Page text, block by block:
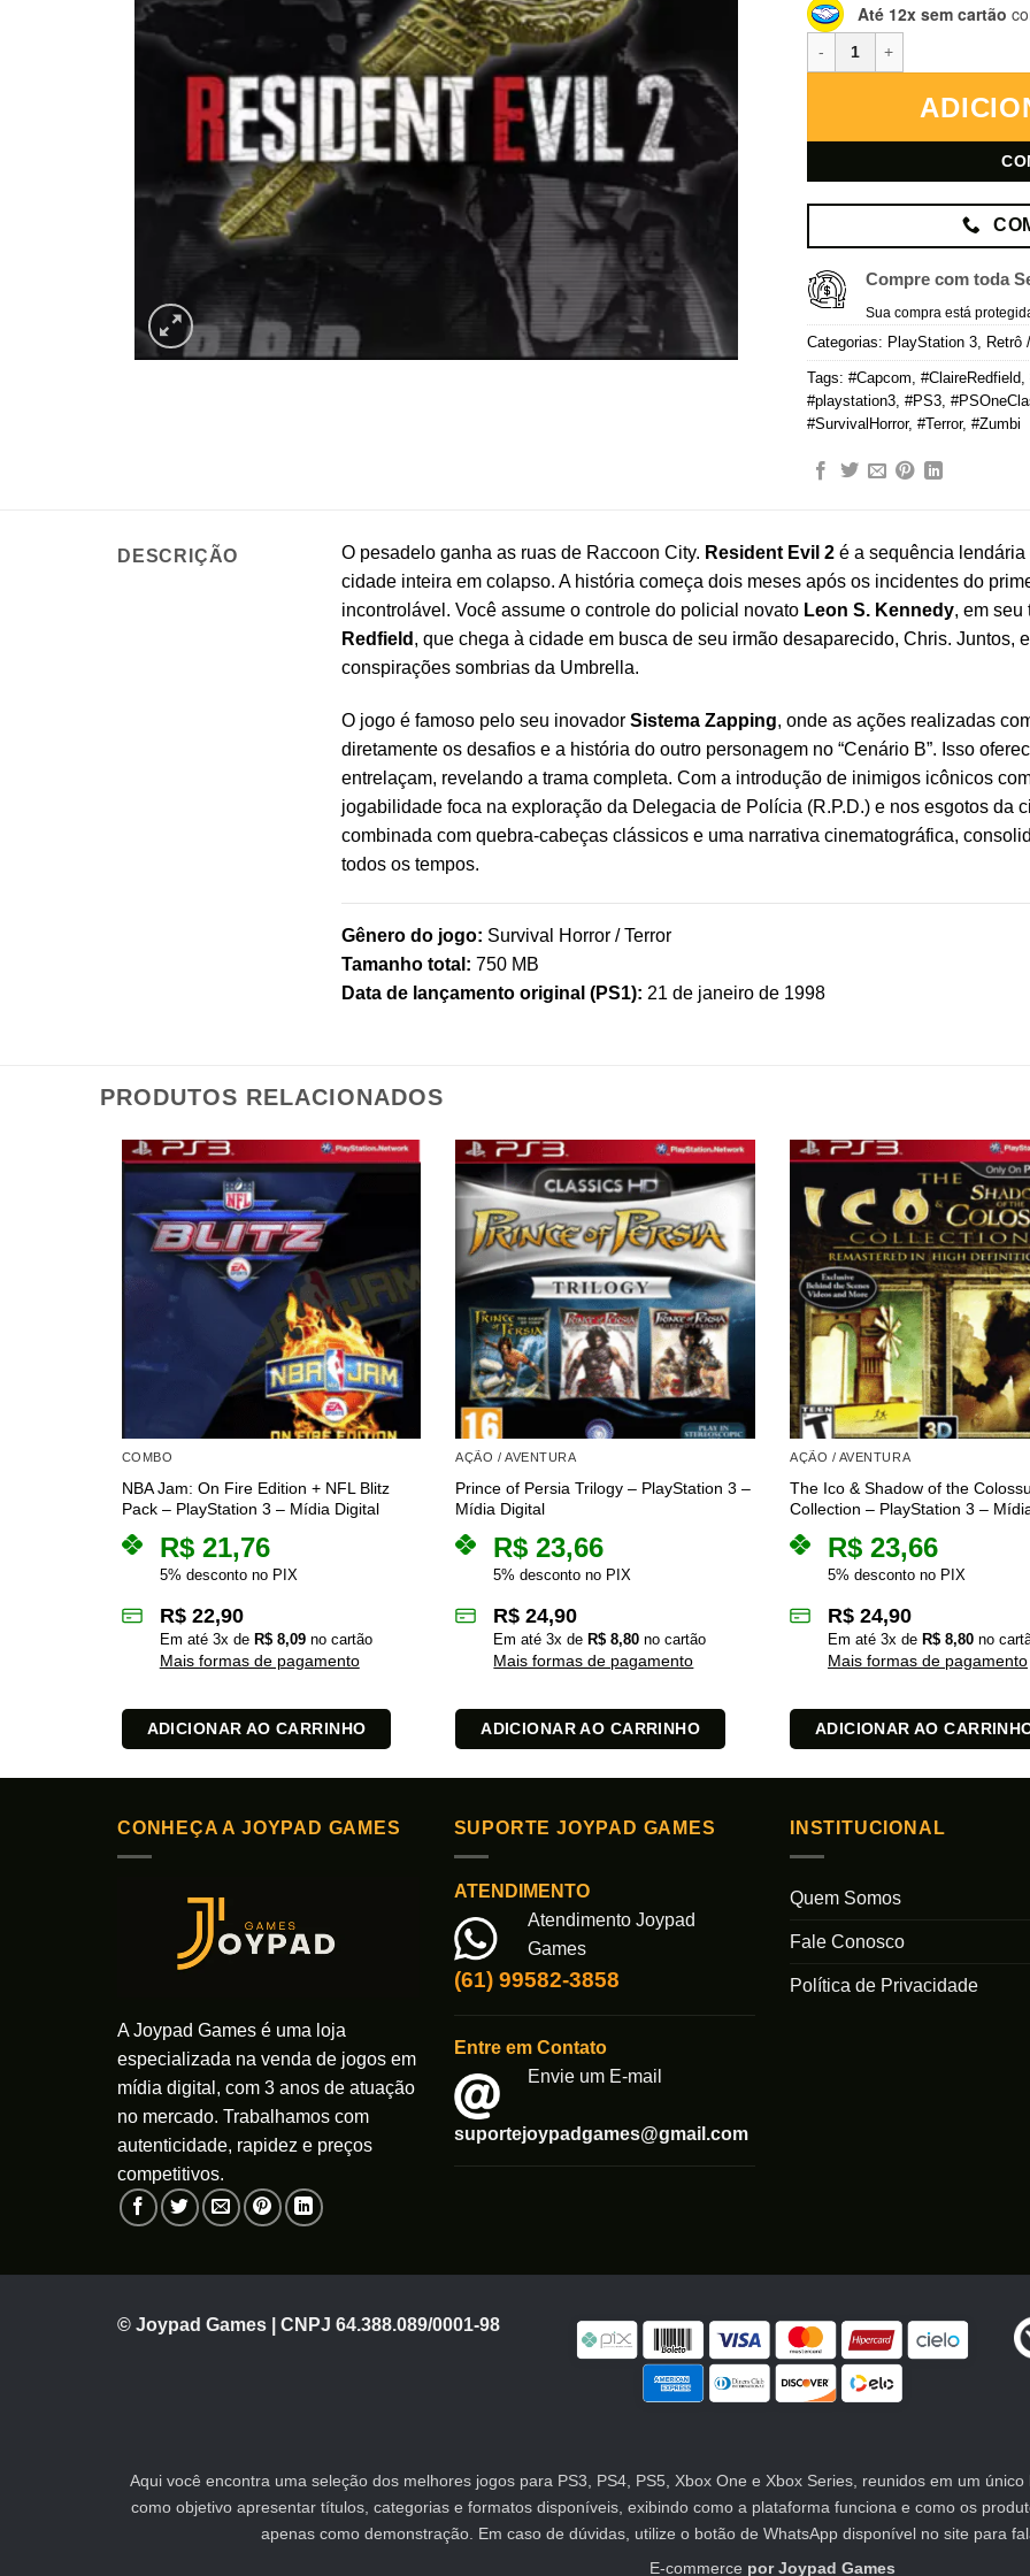
Até 12x sem cartão
Resident Evil 2 – PlayStation
Compre com toda
Sua compra está
Categorias: PlayStation 3 Retrô
Tags: #Capcom #ClaireRedfield
#playstation3 #PS3
#SurvivalHorror, #Terror, #Zumbi
DESCRIÇÃO O pesadelo ganha as ruas de Raccoon City. Resident Evil 2 é a sequência
cidade inteira em colapso. A história começa dois meses após os incidentes do
incontrolável. Você assume o controle do policial novato Leon S. Kennedy, em seu
Redfield , que chega à cidade em busca de seu irmão desaparecido, Chris. Juntos,
conspirações sombrias da Umbrella.
O jogo é famoso pelo seu inovador Sistema Zapping, onde as ações realizadas
diretamente os desafios e a história do outro personagem no “Cenário B”. Isso
entrelaçam, revelando a trama completa. Com a introdução de inimigos icônicos
jogabilidade foca na exploração da Delegacia de Polícia (R.P.D.) e nos esgotos da
combinada com quebra-cabeças clássicos e uma narrativa cinematográfica,
todos os tempos.
Gênero do jogo: Survival Horror / Terror
Tamanho total: 750 MB
Data de lançamento original (PS1): 21 de janeiro de 1998
PRODUTOS RELACIONADOS
COMBO
NBA Jam: On Fire Edition + NFL Blitz
Pack – PlayStation 3 – Mídia Digital
R$21,76
5% desconto no PIX
R$22,90
Em até 3x de R$8,09no cartão
Mais formas de pagamento
ADICIONAR AO CARRINHO
AÇÃO / AVENTURA
Prince of Persia Trilogy – PlayStation 3 –
Mídia Digital
R$ 23,66
5% desconto no PIX
R$ 24,90
Em até3x de R$ 8,80 no cartão
Mais formas de pagamento
ADICIONAR AO CARRINHO
AÇÃO / AVENTURA
The Ico & Shadow of the
Collection – PlayStation 3 –
R$ 23,66
5% desconto no PIX
R$ 24,90
Em até 3x de R$ 8,80 no
Mais formas de pagamento
ADICIONAR AO
CONHEÇA A JOYPAD GAMES
A Joypad Games é uma loja
especializada na venda de jogos em
mídia digital, com 3 anos de atuação
no mercado. Trabalhamos com
autenticidade, rapidez e preços
competitivos.
SUPORTE JOYPAD GAMES
ATENDIMENTO
Atendimento Joypad
Games
(61) 99582-3858
Entre em Contato
Envie um E-mail
suportejoypadgames@gmail.com
INSTITUCIONAL
Quem Somos
Fale Conosco
Política de Privacidade
© Joypad Games | CNPJ 64.388.089/0001-98
Aqui você encontra uma seleção dos melhores jogos para PS3, PS4, PS5, Xbox One e Xbox Series, reunidos em um
como objetivo apresentar títulos, categorias e formatos disponíveis, exibindo como a plataforma funciona e como os
apenas como demonstração. Em caso de dúvidas, utilize o botão de WhatsApp disponível no site para
E-commerce porJoypad Games